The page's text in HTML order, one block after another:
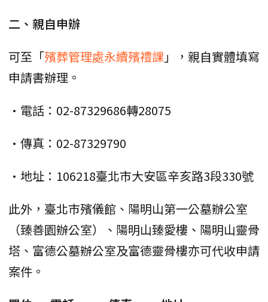
二、親自申辦
可至「殯葬管理處永續殯禮課」，親自實體填寫
申請書辦理。
•電話：02-87329686轉28075
•傳真：02-87329790
•地址：106218臺北市大安區辛亥路3段330號
此外，臺北市殯儀館、陽明山第一公墓辦公室
（臻善園辦公室）、陽明山臻愛樓、陽明山靈骨
塔、富德公墓辦公室及富德靈骨樓亦可代收申請
案件。